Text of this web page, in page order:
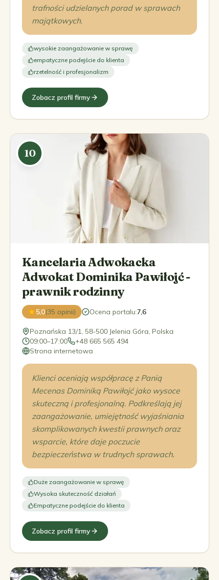
trafności udzielanych porad w sprawach
majątkowych.
wysokie zaangażowanie w sprawę
empatyczne podejście do klienta
rzetelność i profesjonalizm
Zobacz profil firmy
10
Kancelaria Adwokacka
Adwokat Dominika Pawiłojć -
prawnik rodzinny
5,0(35 opinii) Ocena portalu:7,6
Poznańska 13/1, 58-500 Jelenia Góra, Polska
09:00–17:00
+48 665 565 494
Strona internetowa
Klienci oceniają współpracę z Panią
Mecenas Dominiką Pawiłojć jako wysoce
skuteczną i profesjonalną. Podkreślają jej
zaangażowanie, umiejętność wyjaśniania
skomplikowanych kwestii prawnych oraz
wsparcie, które daje poczucie
bezpieczeństwa w trudnych sprawach.
Duże zaangażowanie w sprawę
Wysoka skuteczność działań
Empatyczne podejście do klienta
Zobacz profil firmy